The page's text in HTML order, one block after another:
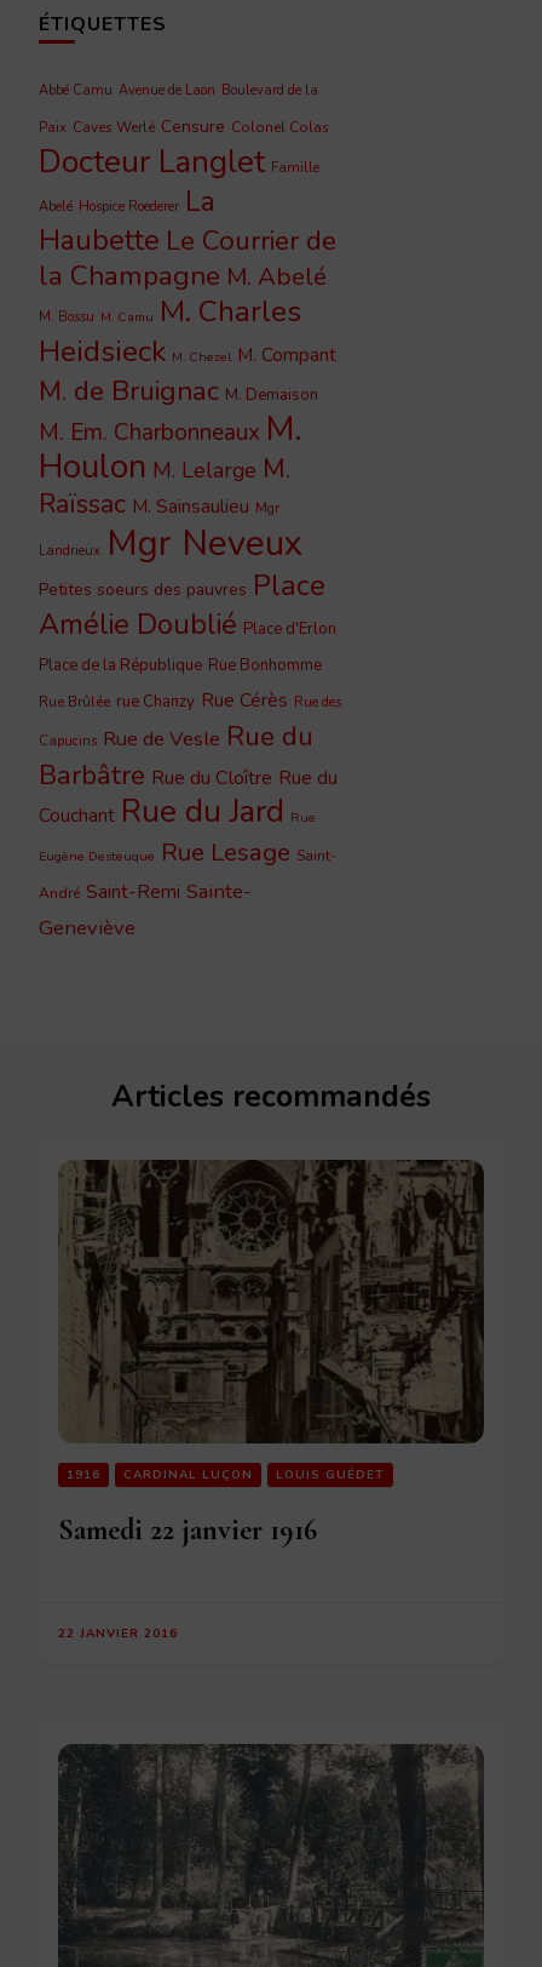
ÉTIQUETTES
Abbé Camu Avenue de Laon Boulevard de la
Paix Caves Werlé Censure Colonel Colas
Docteur Langlet Famille
Abelé Hospice Roederer La
Haubette Le Courrier de
la Champagne M. Abelé
M. Bossu M. Camu M. Charles
Heidsieck M. Chezel M. Compant
M. de Bruignac M. Demaison
M. Em. Charbonneaux M.
Houlon M. Lelarge M.
Raïssac M. Sainsaulieu Mgr
Landrieux Mgr Neveux
Petites soeurs des pauvres Place
Amélie Doublié Place d'Erlon
Place de la République Rue Bonhomme
Rue Brûlée rue Chanzy Rue Cérès Rue des
Capucins Rue de Vesle Rue du
Barbâtre Rue du Cloître Rue du
Couchant Rue du Jard Rue
Eugène Desteuque Rue Lesage Saint-
André Saint-Remi Sainte-
Geneviève
Articles recommandés
1916 CARDINAL LUÇON LOUIS GUÉDET
Samedi 22 janvier 1916
22 JANVIER 2016